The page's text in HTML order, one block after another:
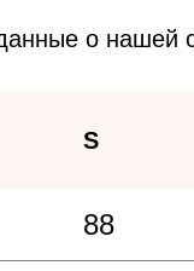
о нашей
88
S